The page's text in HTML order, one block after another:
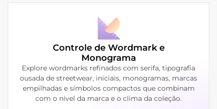
Controle de Wordmark e
Monograma
Explore wordmarks refinados com serifa, tipografia
ousada de streetwear, iniciais, monogramas, marcas
empilhadas e símbolos compactos que combinam
com o nível da marca e o clima da coleção.